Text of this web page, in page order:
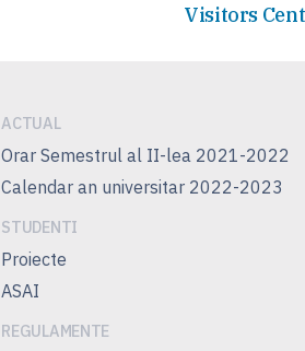
Articolul
Visitors
ACTUAL
Orar Semestrul al II-lea 2021-2022
Calendar an universitar 2022-2023
STUDENTI
Proiecte
ASAI
REGULAMENTE